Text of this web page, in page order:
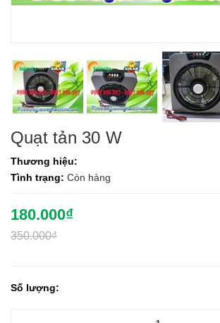
Quạt tản 30 W
Thương hiệu:
Tình trạng: Còn hàng
180.000₫
350.000₫
Số lượng: